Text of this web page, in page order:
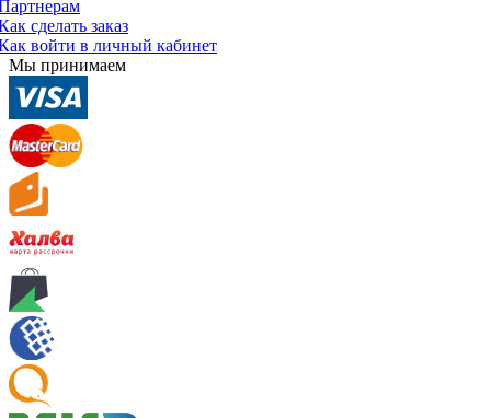
сделать заказ
войти в личный кабинет
Мы принимаем